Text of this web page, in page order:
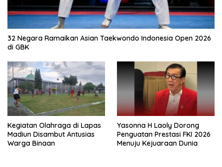
32 Negara Ramaikan Asian Taekwondo Indonesia Open 2026
di GBK
Kegiatan Olahraga di Lapas
Madiun Disambut Antusias
Warga Binaan
Yasonna H Laoly Dorong
Penguatan Prestasi FKI 2026
Menuju Kejuaraan Dunia